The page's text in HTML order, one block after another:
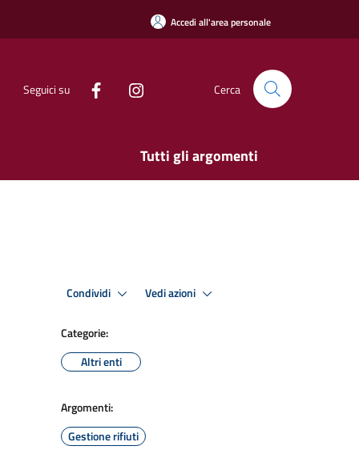
Accedi all'area personale
Seguici su Cerca
Tutti gli argomenti
Condividi Vedi azioni
Categorie:
Altri enti
Argomenti:
Gestione rifiuti